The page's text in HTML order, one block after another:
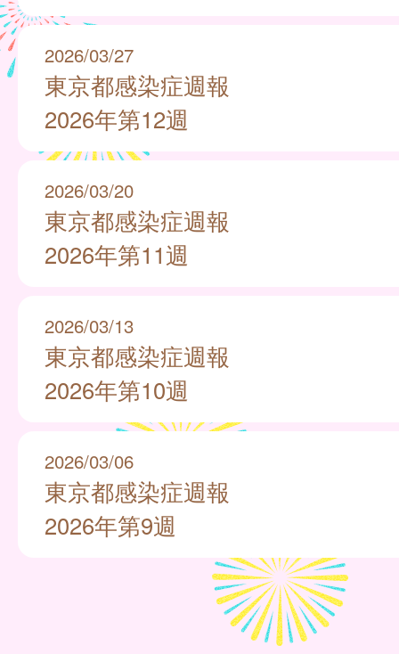
2026/03/27
東京都感染症週報
2026年第12週
2026/03/20
東京都感染症週報
2026年第11週
2026/03/13
東京都感染症週報
2026年第10週
2026/03/06
東京都感染症週報
2026年第9週